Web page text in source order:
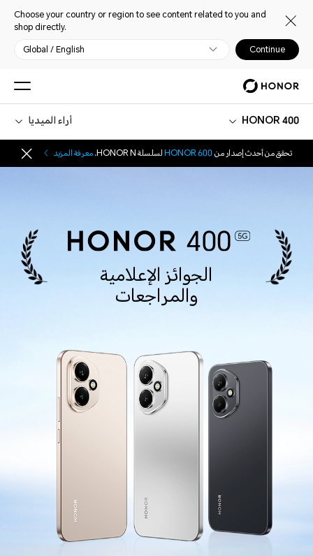
Choose your country or region to see content related to you and
shop directly.
Global / English Continue
HONOR 400 أراء الميديا
تحقق من أحدث إصدار منHONOR 600لسلسلة HONOR N. معرفة المزيد
الجوائز الإعلامية
والمراجعات